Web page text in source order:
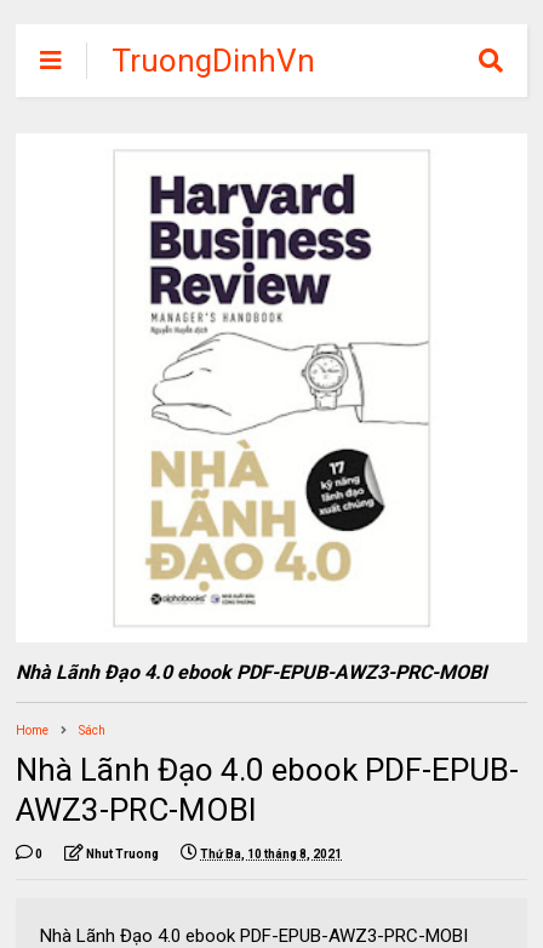
TruongDinhVn
Chia sẽ ebook,
phần mềm học
tập miễn phí
Nhà Lãnh Đạo 4.0 ebook PDF-EPUB-AWZ3-PRC-MOBI
Home Sách
Nhà Lãnh Đạo 4.0 ebook PDF-EPUB-
AWZ3-PRC-MOBI
0 Nhut Truong Thứ Ba, 10 tháng 8, 2021
Nhà Lãnh Đạo 4.0 ebook PDF-EPUB-AWZ3-PRC-MOBI